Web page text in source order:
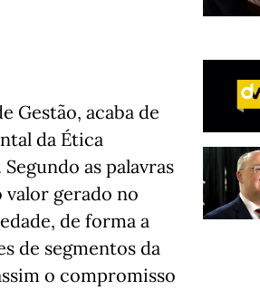
Gestão, acaba de
da Ética
as palavras
valor gerado no
de forma a
de segmentos da
o compromisso